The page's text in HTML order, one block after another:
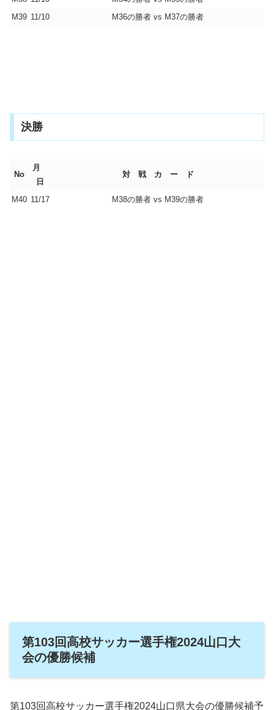
M39 11/10 M36の勝者 vs M37の勝者
決勝
No
月
日
対 戦 カ ー ド
M40 11/17 M38の勝者 vs M39の勝者
第103回高校サッカー選手権2024山口大
会の優勝候補
第103回高校サッカー選手権2024山口県大会の優勝候補予